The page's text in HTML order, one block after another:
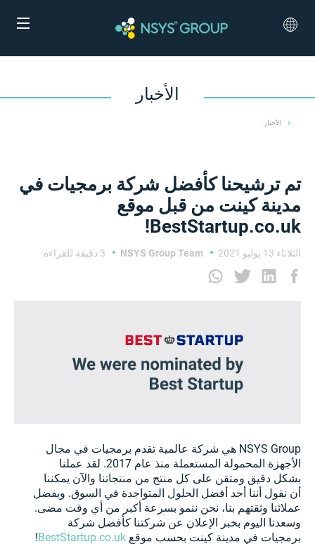
الأخبار
الأخبار
تم ترشيحنا كأفضل شركة برمجيات في
مدينة كينت من قبل موقع
BestStartup.co.uk!
الثلاثاء 13 يوليو 2021
NSYS Group هي شركة عالمية تقدم برمجيات في مجال
الأجهزة المحمولة المستعملة منذ عام 2017. لقد عملنا
بشكل دقيق ومتقن على كل منتج من منتجاتنا والآن يمكننا
أن نقول أننا أحد أفضل الحلول المتواجدة في السوق. وبفضل
عملائنا وثقتهم بنا، نحن ننمو بسرعة أكبر من أي وقت مضى.
وسعدنا اليوم بخبر الإعلان عن شركتنا كأفضل شركة
برمجيات في مدينة كينت بحسب موقع BestStartup.co.uk
!